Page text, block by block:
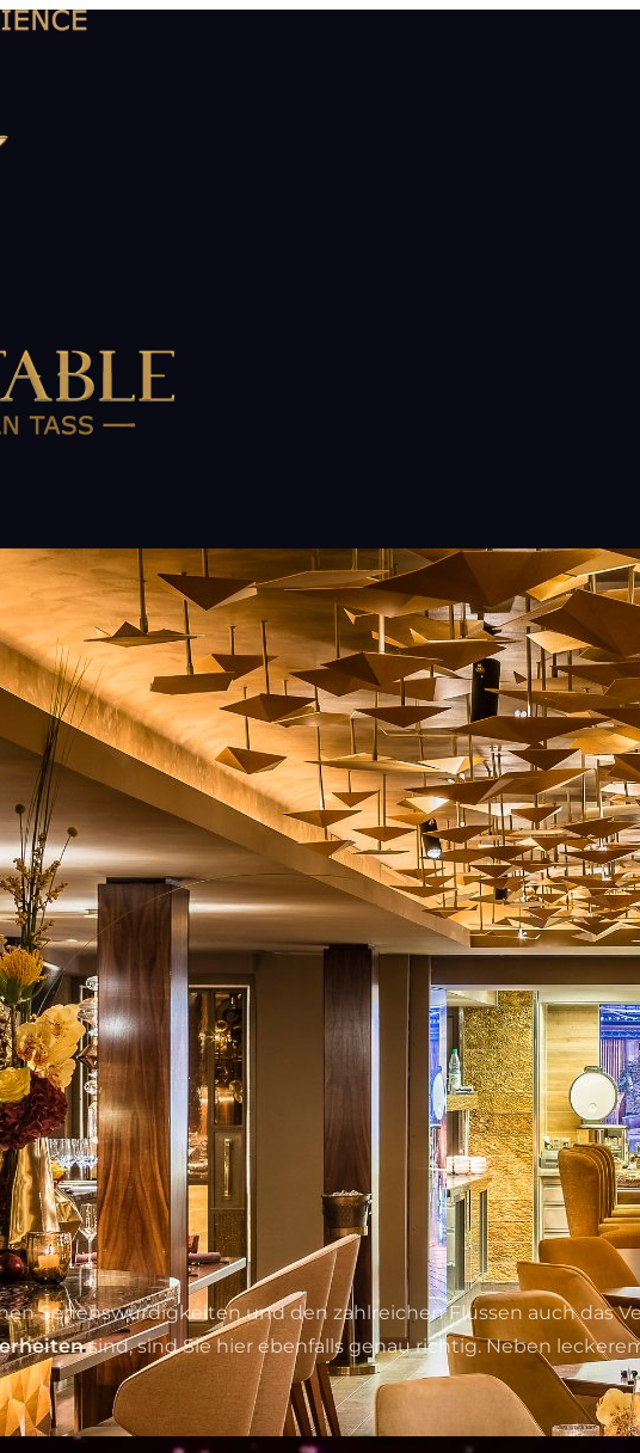
ar ru es pt ko ja ro
Sehenswürdigkeiten und den zahlreichen Flüssen auch das
sind, sind Sie hier ebenfalls genau richtig. Neben